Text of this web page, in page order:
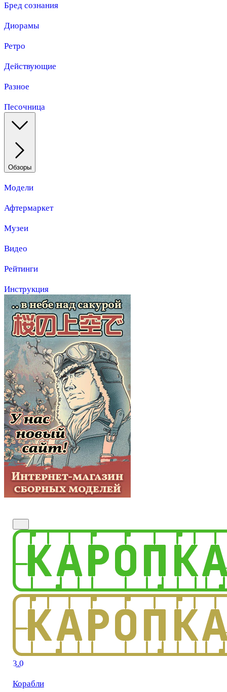
Бред сознания
Диорамы
Ретро
Действующие
Разное
Песочница
Обзоры
Модели
Афтермаркет
Музеи
Видео
Рейтинги
Инструкция
3.0
Корабли